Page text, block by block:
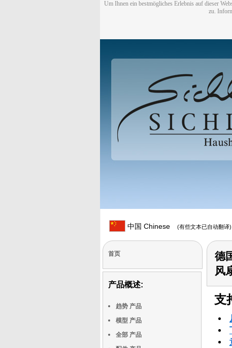
Um Ihnen ein bestmögliches Erlebnis auf dieser
zu.
中国 Chinese (有些文本已自动翻译)
首页
产品概述:
趋势 产品
模型 产品
全部 产品
德
风
支